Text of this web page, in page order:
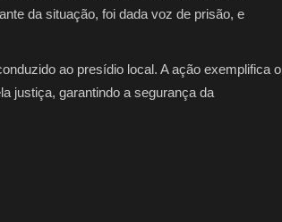
da situação, foi dada voz de prisão, e
ao presídio local. A ação exemplifica o
justiça, garantindo a segurança da